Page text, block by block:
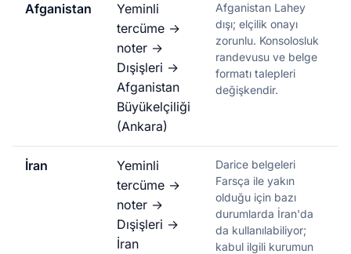
Afganistan
Yeminli
tercüme →
noter →
Dışişleri →
Afganistan
Büyükelçiliği
(Ankara)
Afganistan Lahey
dışı; elçilik onayı
zorunlu. Konsolosluk
randevusu ve belge
formatı talepleri
değişkendir.
İran
Yeminli
tercüme →
noter →
Dışişleri →
İran
Darice belgeleri
Farsça ile yakın
olduğu için bazı
durumlarda İran'da
da kullanılabiliyor;
kabul ilgili kurumun